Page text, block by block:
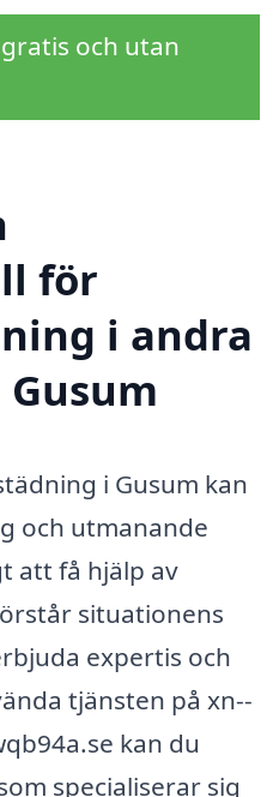
och utan
för
i andra
i Gusum kan
och utmanande
att få hjälp av
situationens
expertis och
tjänsten på xn--
kan du
specialiserar sig